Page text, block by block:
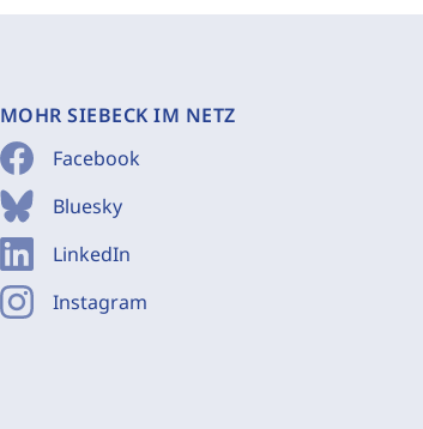
MOHR SIEBECK IM NETZ
Facebook
Bluesky
LinkedIn
Instagram